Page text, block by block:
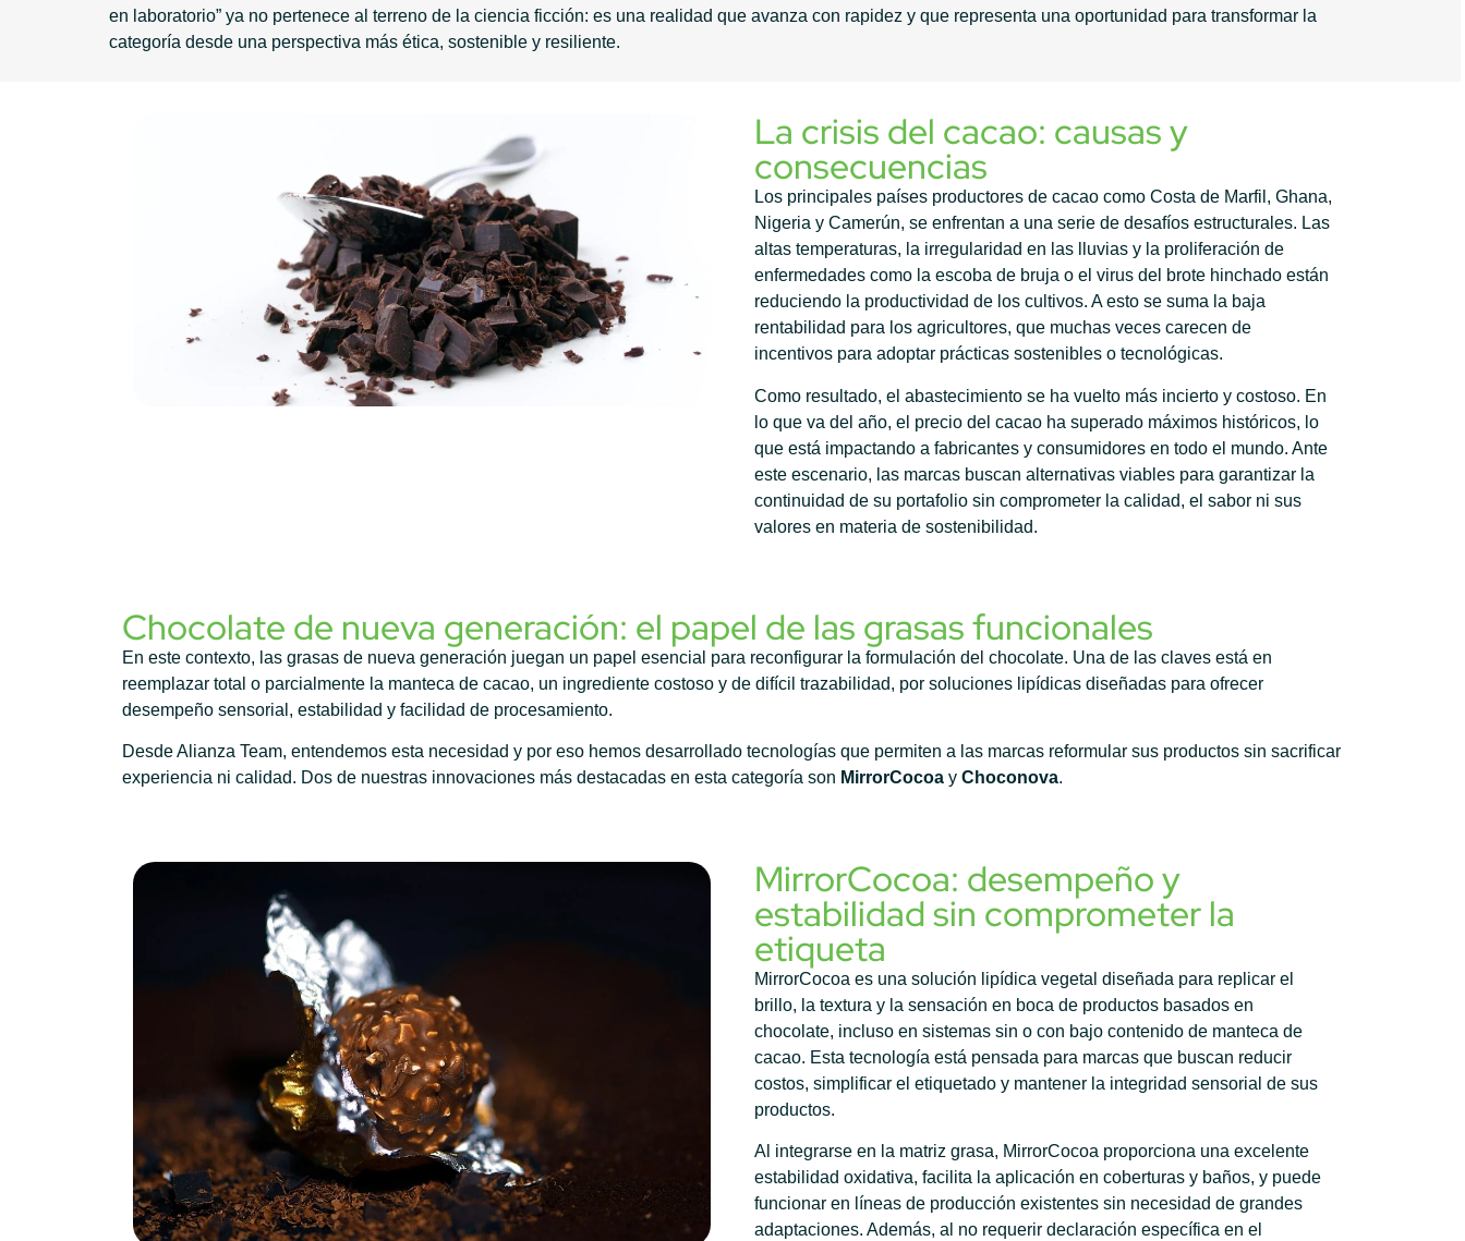
en laboratorio” ya no pertenece al terreno de la ciencia ficción: es una realidad que avanza con rapidez y que representa una oportunidad para transformar la
categoría desde una perspectiva más ética, sostenible y resiliente.
La crisis del cacao: causas y
consecuencias
Los principales países productores de cacao como Costa de Marfil, Ghana,
Nigeria y Camerún, se enfrentan a una serie de desafíos estructurales. Las
altas temperaturas, la irregularidad en las lluvias y la proliferación de
enfermedades como la escoba de bruja o el virus del brote hinchado están
reduciendo la productividad de los cultivos. A esto se suma la baja
rentabilidad para los agricultores, que muchas veces carecen de
incentivos para adoptar prácticas sostenibles o tecnológicas.
Como resultado, el abastecimiento se ha vuelto más incierto y costoso. En
lo que va del año, el precio del cacao ha superado máximos históricos, lo
que está impactando a fabricantes y consumidores en todo el mundo. Ante
este escenario, las marcas buscan alternativas viables para garantizar la
continuidad de su portafolio sin comprometer la calidad, el sabor ni sus
valores en materia de sostenibilidad.
Chocolate de nueva generación: el papel de las grasas funcionales
En este contexto, las grasas de nueva generación juegan un papel esencial para reconfigurar la formulación del chocolate. Una de las claves está en
reemplazar total o parcialmente la manteca de cacao, un ingrediente costoso y de difícil trazabilidad, por soluciones lipídicas diseñadas para ofrecer
desempeño sensorial, estabilidad y facilidad de procesamiento.
Desde Alianza Team, entendemos esta necesidad y por eso hemos desarrollado tecnologías que permiten a las marcas reformular sus productos sin sacrificar
experiencia ni calidad. Dos de nuestras innovaciones más destacadas en esta categoría son MirrorCocoa y Choconova.
MirrorCocoa: desempeño y
estabilidad sin comprometer la
etiqueta
MirrorCocoa es una solución lipídica vegetal diseñada para replicar el
brillo, la textura y la sensación en boca de productos basados en
chocolate, incluso en sistemas sin o con bajo contenido de manteca de
cacao. Esta tecnología está pensada para marcas que buscan reducir
costos, simplificar el etiquetado y mantener la integridad sensorial de sus
productos.
Al integrarse en la matriz grasa, MirrorCocoa proporciona una excelente
estabilidad oxidativa, facilita la aplicación en coberturas y baños, y puede
funcionar en líneas de producción existentes sin necesidad de grandes
adaptaciones. Además, al no requerir declaración específica en el